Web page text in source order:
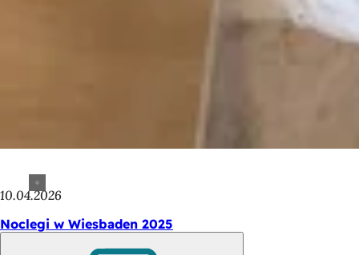
10.04.2026
Noclegi w Wiesbaden 2025